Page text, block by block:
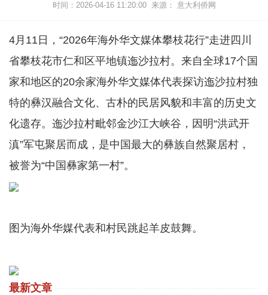
时间：2026-04-16 11:20:00 来源： 意大利侨网
4月11日，“2026年海外华文媒体攀枝花行”走进四川
省攀枝花市仁和区平地镇迤沙拉村。来自全球17个国
家和地区的20余家海外华文媒体代表探访迤沙拉村独
特的彝汉融合文化、古朴的民居风貌和丰富的历史文
化遗存。迤沙拉村毗邻金沙江大峡谷，因明“洪武开
滇”军屯聚居而成，是中国最大的彝族自然聚居村，
被誉为“中国彝家第一村”。
图为海外华媒代表和村民跳起羊皮鼓舞。
最新文章